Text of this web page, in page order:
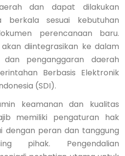
dan dapat dilakukan
berkala sesuai kebutuhan
perencanaan baru.
diintegrasikan ke dalam
penganggaran daerah
Berbasis Elektronik
(SDI).
keamanan dan kualitas
memiliki pengaturan hak
dengan peran dan tanggung
pihak. Pengendalian